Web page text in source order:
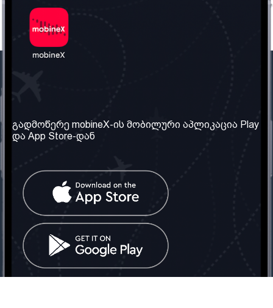
ჩვენ შესახებ
ჩვენი სერვისები
წესები და პირობები
კითხვები
კონტაქტი
საქართველო: თბილისი
ტელ: 032 2 04 00 50
ელ. ფოსტა:
info@mobinex.ge
სოციალური ქსელი
გადმოწერე mobineX-ის მობილური აპლიკაცია Play
და App Store-დან